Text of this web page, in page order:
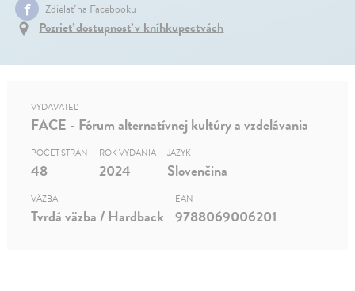
Zdielať na Facebooku
Pozrieť dostupnosť v kníhkupectvách
VYDAVATEĽ
FACE - Fórum alternatívnej kultúry a vzdelávania
POČET STRÁN
48
ROK VYDANIA
2024
JAZYK
Slovenčina
VÄZBA
Tvrdá väzba / Hardback
EAN
9788069006201